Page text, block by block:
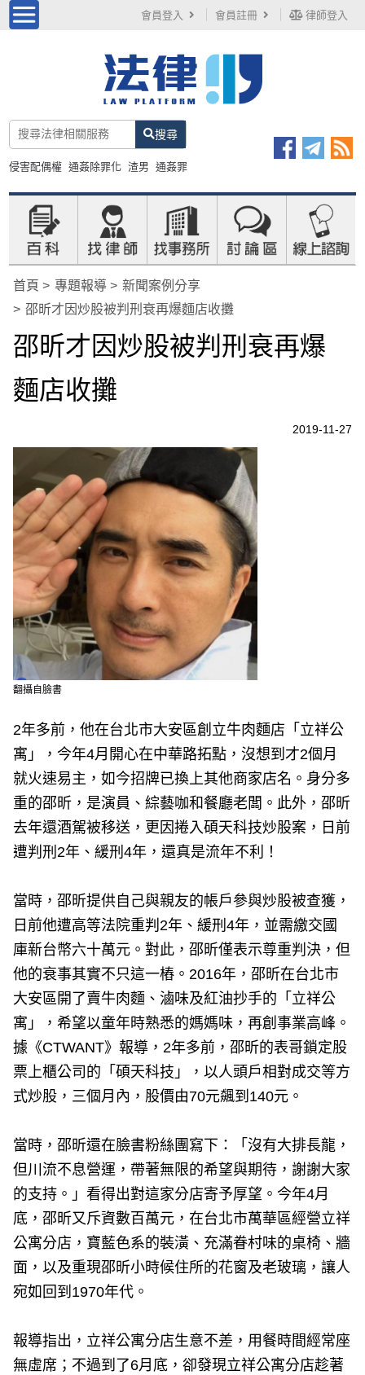
會員登入 會員註冊 律師登入
搜尋
侵害配偶權 通姦除罪化 渣男 通姦罪
首頁 專題報導
新聞案例分享
邵昕才因炒股被判刑衰再爆麵店收攤
邵昕才因炒股被判刑衰再爆
麵店收攤
2019-11-27
翻攝自臉書
2年多前，他在台北市大安區創立牛肉麵店「立祥公
寓」，今年4月開心在中華路拓點，沒想到才2個月
就火速易主，如今招牌已換上其他商家店名。身分多
重的邵昕，是演員、綜藝咖和餐廳老闆。此外，邵昕
去年還酒駕被移送，更因捲入碩天科技炒股案，日前
遭判刑2年、緩刑4年，還真是流年不利！
當時，邵昕提供自己與親友的帳戶參與炒股被查獲，
日前他遭高等法院重判2年、緩刑4年，並需繳交國
庫新台幣六十萬元。對此，邵昕僅表示尊重判決，但
他的衰事其實不只這一樁。2016年，邵昕在台北市
大安區開了賣牛肉麵、滷味及紅油抄手的「立祥公
寓」，希望以童年時熟悉的媽媽味，再創事業高峰。
據《CTWANT》報導，2年多前，邵昕的表哥鎖定股
票上櫃公司的「碩天科技」，以人頭戶相對成交等方
式炒股，三個月內，股價由70元飆到140元。
當時，邵昕還在臉書粉絲團寫下：「沒有大排長龍，
但川流不息營運，帶著無限的希望與期待，謝謝大家
的支持。」看得出對這家分店寄予厚望。今年4月
底，邵昕又斥資數百萬元，在台北市萬華區經營立祥
公寓分店，寶藍色系的裝潢、充滿眷村味的桌椅、牆
面，以及重現邵昕小時候住所的花窗及老玻璃，讓人
宛如回到1970年代。
報導指出，立祥公寓分店生意不差，用餐時間經常座
無虛席；不過到了6月底，卻發現立祥公寓分店趁著